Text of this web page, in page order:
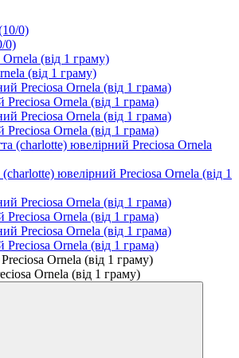
0)
(від 1 граму)
Preciosa Ornela (від 1 грама)
Preciosa Ornela (від 1 грама)
ювелірний Preciosa Ornela (від 1
Preciosa Ornela (від 1 грама)
Preciosa Ornela (від 1 грама)
Ornela (від 1 граму)